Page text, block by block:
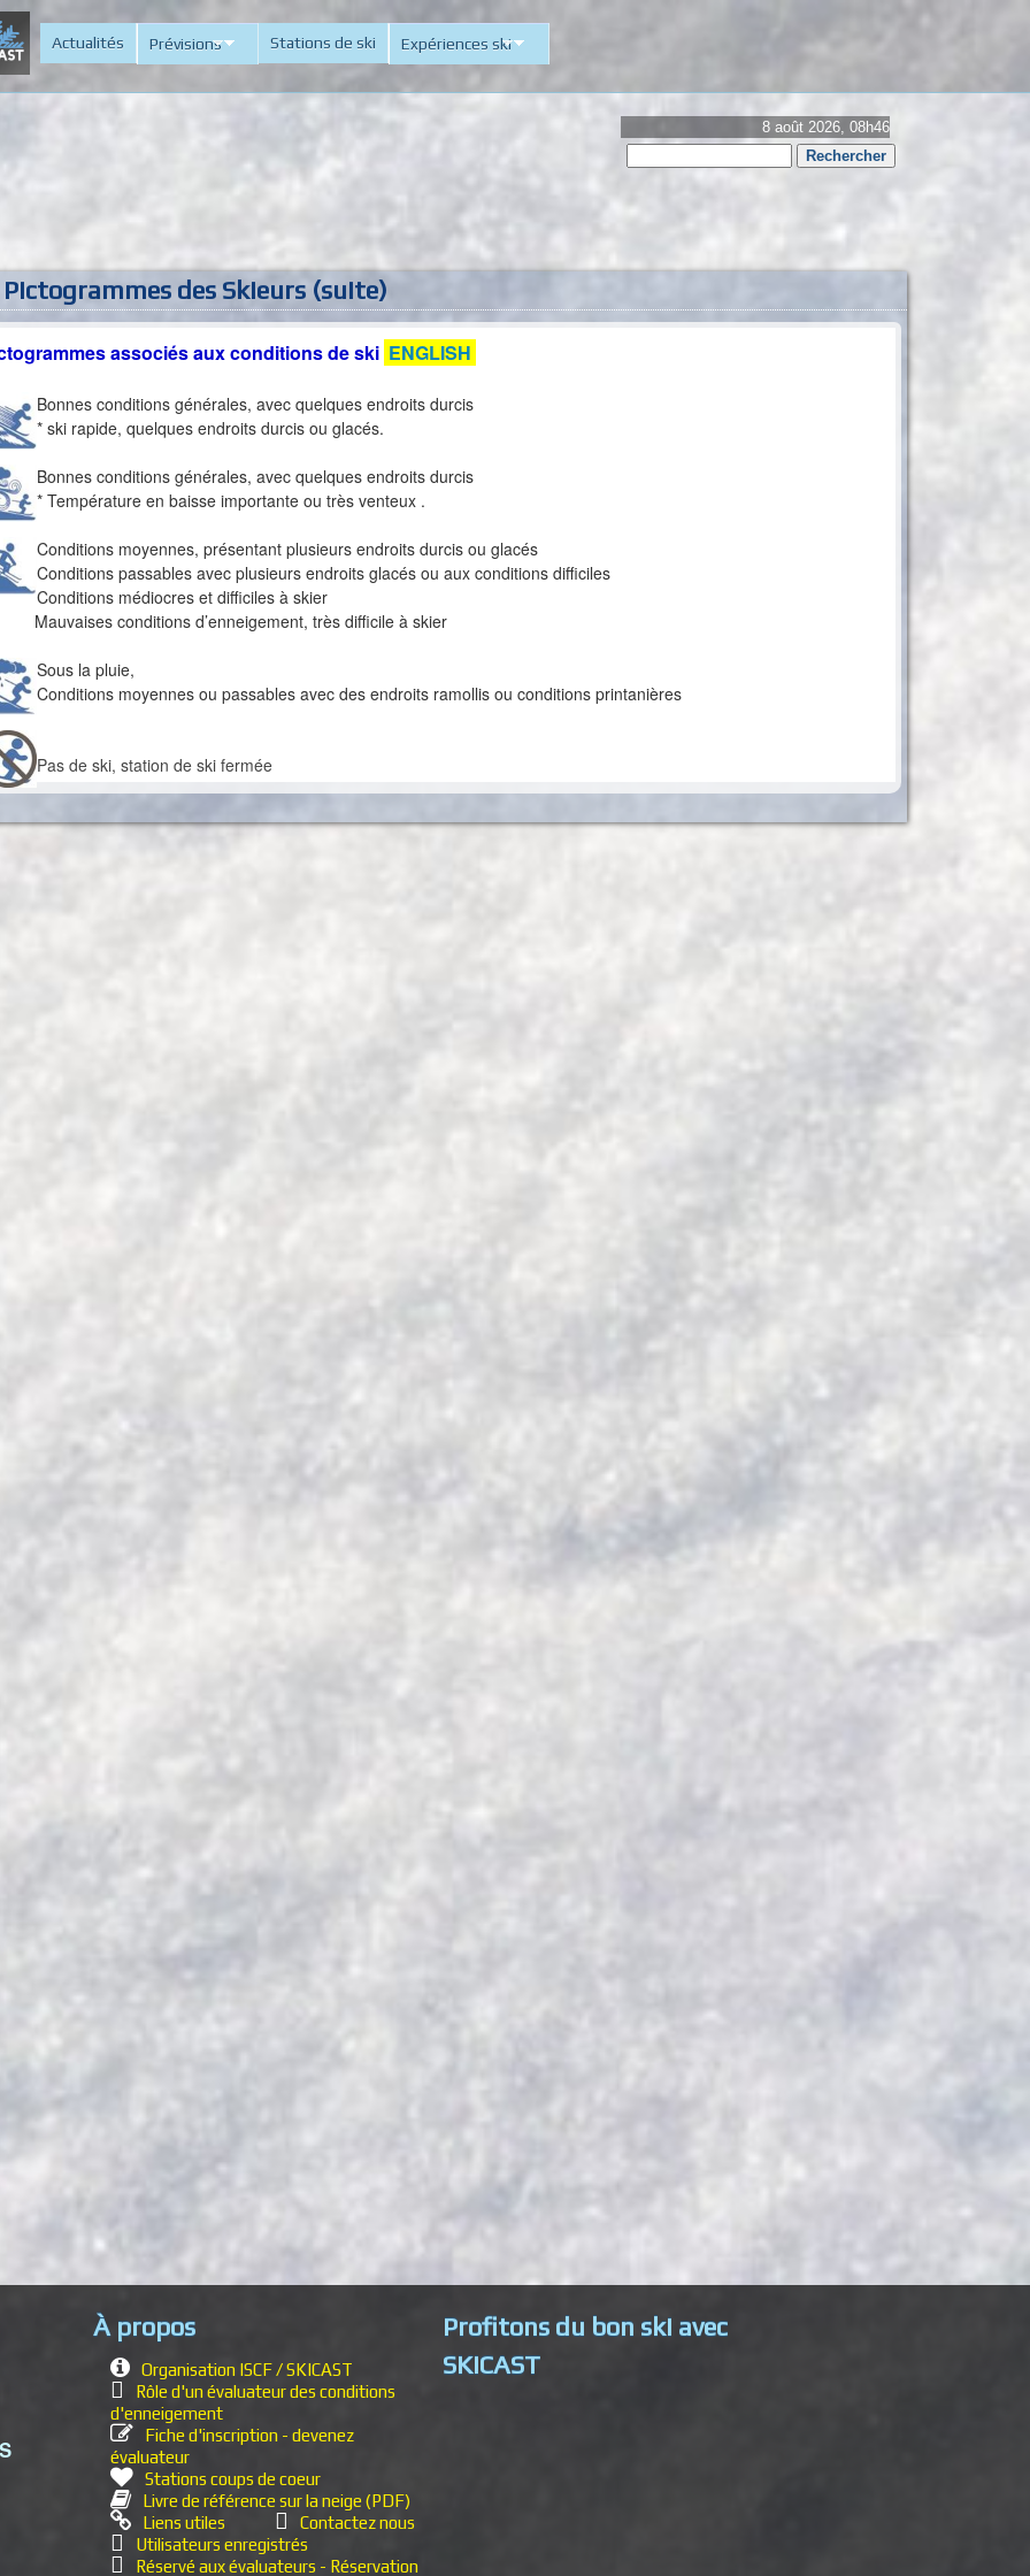
au
Actualités Prévisions Stations de ski Expériences ski
8 août 2026, 08h46
Formulaire
de
des Skieurs (suite)
associés aux conditions de ski ENGLISH
Bonnes conditions générales, avec quelques endroits durcis
* ski rapide, quelques endroits durcis ou glacés.
Bonnes conditions générales, avec quelques endroits durcis
* Température en baisse importante ou très venteux .
Conditions moyennes, présentant plusieurs endroits durcis ou glacés
Conditions passables avec plusieurs endroits glacés ou aux conditions difficiles
Conditions médiocres et difficiles à skier
conditions d’enneigement, très difficile à skier
Sous la pluie,
Conditions moyennes ou passables avec des endroits ramollis ou conditions printanières
Pas de ski, station de ski fermée
À propos
Organisation ISCF / SKICAST
Rôle d'un évaluateur des conditions
d'enneigement
Fiche d'inscription - devenez
évaluateur
Stations coups de coeur
Livre de référence sur la neige (PDF)
Liens utiles
Contactez nous
Utilisateurs enregistrés
Réservé aux évaluateurs - Réservation
Profitons du bon ski avec
SKICAST